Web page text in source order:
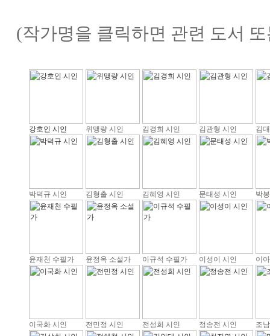
(작가명을 클릭하면 관련 도서
강호인 시인 위맹량 시인 김경희 시인 김관형 시인 김
박덕규 시인 김형출 시인 김혜영 시인 문태성 시인 박
윤재천 수필가 윤정옥 소설가 이규석 수필가 이성이 시인 이
이국화 시인 전민정 시인 전성희 시인 정송전 시인 조